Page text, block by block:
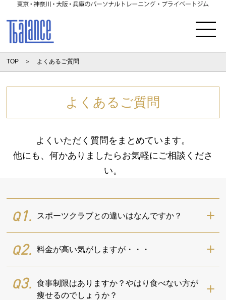
TOP よくあるご質問
よくあるご質問
よくいただく質問をまとめています。
他にも、何かありましたらお気軽にご相談くださ
い。
Q1. スポーツクラブとの違いはなんですか？
Q2. 料金が高い気がしますが・・・
Q3.
食事制限はありますか？やはり食べない方が
痩せるのでしょうか？